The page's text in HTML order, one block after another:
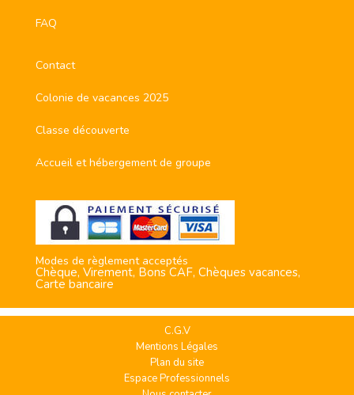
FAQ
Contact
Colonie de vacances 2025
Classe découverte
Accueil et hébergement de groupe
Modes de règlement acceptés
Chèque, Virement, Bons CAF, Chèques vacances,
Carte bancaire
C.G.V
Mentions Légales
Plan du site
Espace Professionnels